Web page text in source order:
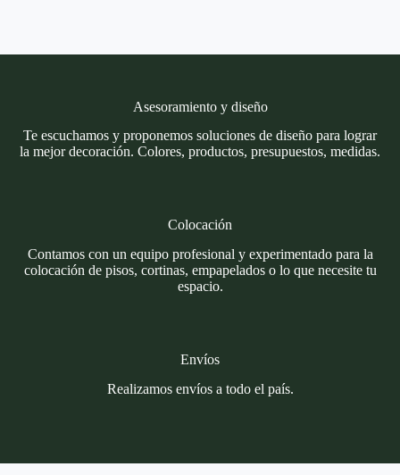
Asesoramiento y diseño
Te escuchamos y proponemos soluciones de diseño para lograr
la mejor decoración. Colores, productos, presupuestos, medidas.
Colocación
Contamos con un equipo profesional y experimentado para la
colocación de pisos, cortinas, empapelados o lo que necesite tu
espacio.
Envíos
Realizamos envíos a todo el país.